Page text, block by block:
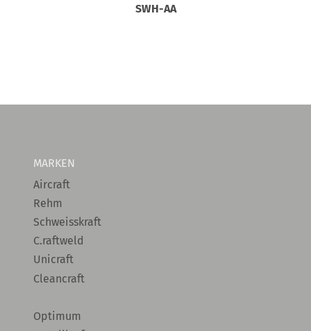
SWH-AA
MARKEN
Aircraft
Rehm
Schweisskraft
C.raftweld
Unicraft
Cleancraft
Optimum